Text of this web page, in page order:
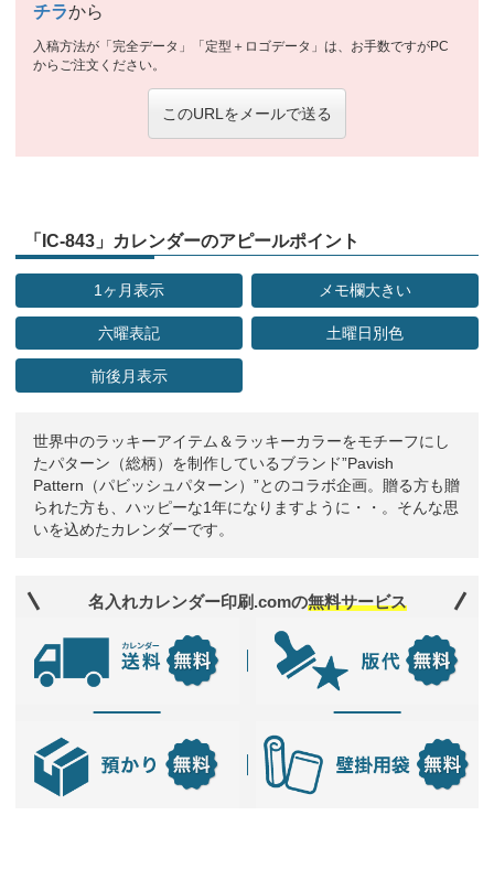
チラから
入稿方法が「完全データ」「定型＋ロゴデータ」は、お手数ですがPC
からご注文ください。
このURLをメールで送る
「IC-843」カレンダーのアピールポイント
1ヶ月表示 メモ欄大きい
六曜表記 土曜日別色
前後月表示
世界中のラッキーアイテム＆ラッキーカラーをモチーフにし
たパターン（総柄）を制作しているブランド”Pavish
Pattern（パビッシュパターン）”とのコラボ企画。贈る方も贈
られた方も、ハッピーな1年になりますように・・。そんな思
いを込めたカレンダーです。
名入れカレンダー印刷.comの無料サービス